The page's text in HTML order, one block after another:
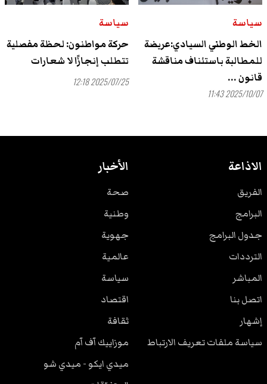
سياسة
الخط الوطني السيادي:عريضة
للمطالبة باستئناف مناقشة
قانون ...
2025/10/07 11:43
سياسة
حركة مواطنون: لحظة مفصلية
تتطلب إنجازًا لا شعارات
2025/07/25 12:18
الاذاعة
الفريق
البرامج
جدول البرامج
الترددات
المباشر
اتصل بنا
إشهار
سياسة ملفات تعريف الارتباط
الأخبار
صحة
وطنية
جهوية
عالمية
سياسة
اقتصاد
ثقافة
موزاييك آف آم
ميدي ايكو - ميدي شو